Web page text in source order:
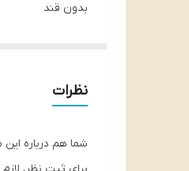
بدون قند
نظرات
شما هم درباره